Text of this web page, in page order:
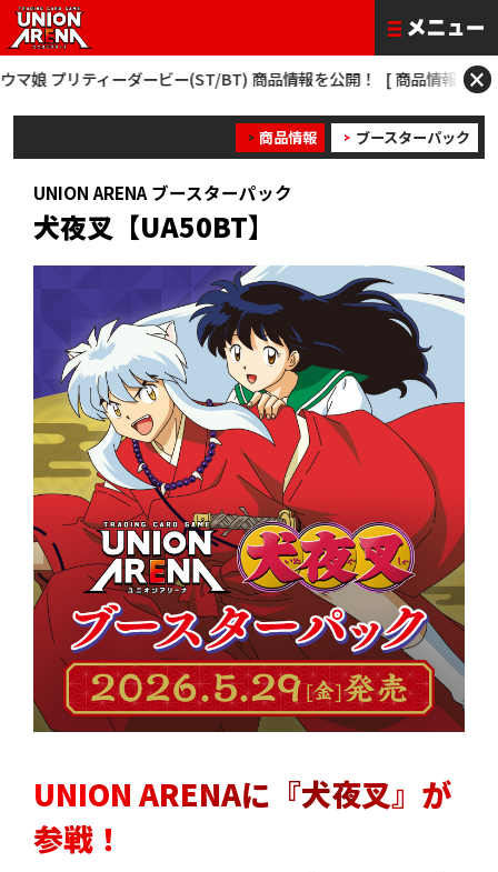
ィーダービー(ST/BT) 商品情報を公開！ [ 商品情報 ] 僕のヒーロー×
商品情報 ブースターパック
UNION ARENA ブースターパック
犬夜叉【UA50BT】
UNION ARENAに『犬夜叉』が
参戦！